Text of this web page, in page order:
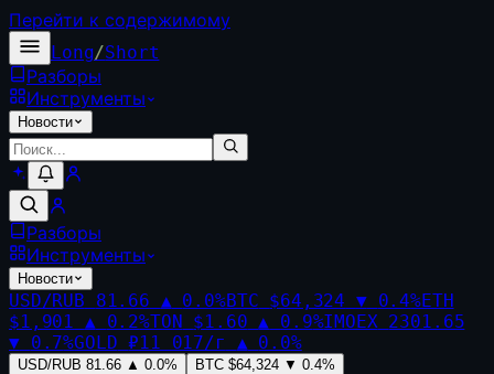
Перейти к содержимому
Long/Short
Разборы
Инструменты
Новости
Разборы
Инструменты
Новости
USD/RUB 81.66 ▲ 0.0%BTC $64,324 ▼ 0.4%ETH
$1,901 ▲ 0.2%TON $1.60 ▲ 0.9%IMOEX 2301.65
▼ 0.7%GOLD ₽11 017/г ▲ 0.0%
USD/RUB 81.66 ▲ 0.0% BTC $64,324 ▼ 0.4%